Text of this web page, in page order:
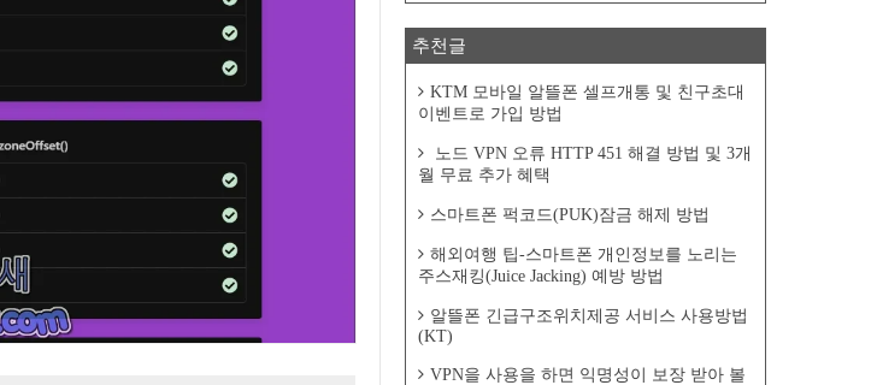
추천글
KTM 모바일 알뜰폰 셀프개통 및 친구초대
이벤트로 가입 방법
노드 VPN 오류 HTTP 451 해결 방법 및 3개
월 무료 추가 혜택
스마트폰 퍽코드(PUK)잠금 해제 방법
해외여행 팁-스마트폰 개인정보를 노리는
주스재킹(Juice Jacking) 예방 방법
알뜰폰 긴급구조위치제공 서비스 사용방법
(KT)
VPN을 사용을 하면 익명성이 보장 받아 볼